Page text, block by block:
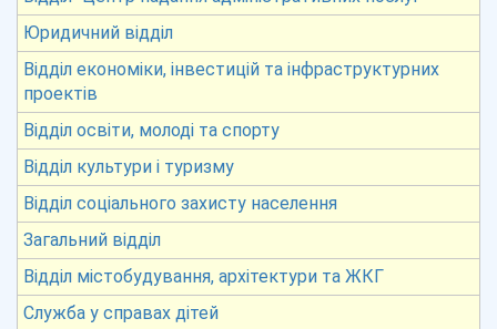
Юридичний відділ
Відділ економіки, інвестицій та інфраструктурних
проектів
Відділ освіти, молоді та спорту
Відділ культури і туризму
Відділ соціального захисту населення
Загальний відділ
Відділ містобудування, архітектури та ЖКГ
Служба у справах дітей